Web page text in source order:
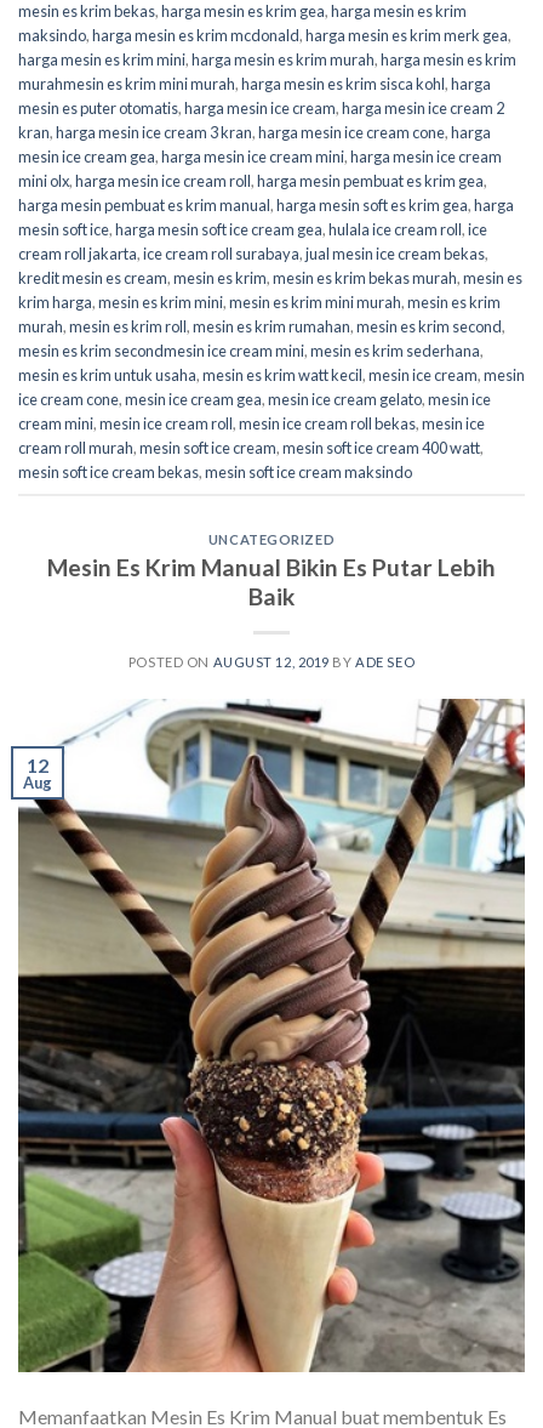
mesin es krim bekas,harga mesin es krim gea,harga mesin es krim
maksindo,harga mesin es krim mcdonald,harga mesin es krim merk gea,
harga mesin es krim mini,harga mesin es krim murah,harga mesin es krim
murahmesin es krim mini murah,harga mesin es krim sisca kohl,harga
mesin es puter otomatis,harga mesin ice cream,harga mesin ice cream 2
kran,harga mesin ice cream 3 kran,harga mesin ice cream cone,harga
mesin ice cream gea,harga mesin ice cream mini,harga mesin ice cream
mini olx,harga mesin ice cream roll,harga mesin pembuat es krim gea,
harga mesin pembuat es krim manual,harga mesin soft es krim gea,harga
mesin soft ice,harga mesin soft ice cream gea,hulala ice cream roll,ice
cream roll jakarta,ice cream roll surabaya,jual mesin ice cream bekas,
kredit mesin es cream,mesin es krim,mesin es krim bekas murah,mesin es
krim harga,mesin es krim mini,mesin es krim mini murah,mesin es krim
murah,mesin es krim roll,mesin es krim rumahan,mesin es krim second,
mesin es krim secondmesin ice cream mini,mesin es krim sederhana,
mesin es krim untuk usaha,mesin es krim watt kecil,mesin ice cream,mesin
ice cream cone,mesin ice cream gea,mesin ice cream gelato,mesin ice
cream mini,mesin ice cream roll,mesin ice cream roll bekas,mesin ice
cream roll murah,mesin soft ice cream,mesin soft ice cream 400 watt,
mesin soft ice cream bekas,mesin soft ice cream maksindo
UNCATEGORIZED
Mesin Es Krim Manual Bikin Es Putar Lebih
Baik
POSTED ON AUGUST 12, 2019 BYADE SEO
12
Aug
Memanfaatkan Mesin Es Krim Manual buat membentuk Es